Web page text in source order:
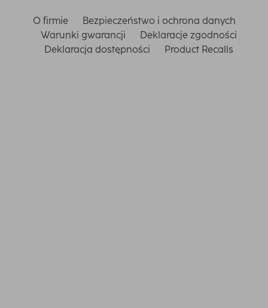
O firmie
Bezpieczeństwo i ochrona danych
Warunki gwarancji
Deklaracje zgodności
Deklaracja dostępności
Product Recalls